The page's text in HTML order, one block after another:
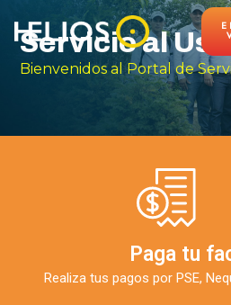
Servicio al
Bienvenidos al Portal de
Paga tu
Realiza tus pagos por PSE,